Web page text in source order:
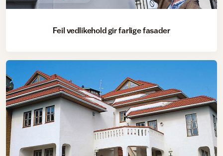
Feil vedlikehold gir farlige fasader